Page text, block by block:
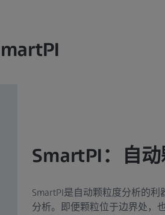
SmartPI：自
SmartPI是自动颗粒度分析的
分析。即便颗粒位于边界处，